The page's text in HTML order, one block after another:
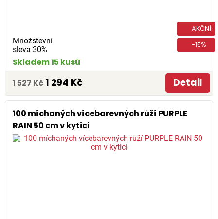
Množstevní
sleva 30%
AKČNÍ
-15%
Skladem 15 kusů
1 527 Kč 1 294 Kč Detail
100 míchaných vícebarevných růží PURPLE
RAIN 50 cm v kytici